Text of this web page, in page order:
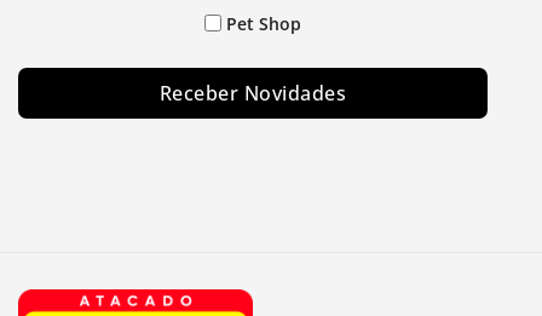
Pet Shop
Receber Novidades